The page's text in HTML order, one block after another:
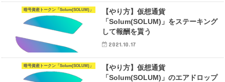
暗号資産トークン「Solum(SOLUM)」
【やり方】仮想通貨
「Solum(SOLUM)」をステーキング
して報酬を貰う
2021.10.17
暗号資産トークン「Solum(SOLUM)」
【やり方】仮想通貨
「Solum(SOLUM)」のエアドロップ